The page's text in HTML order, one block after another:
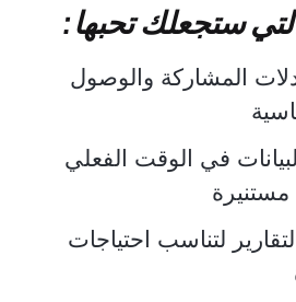
ستجعلك تحبها:
المشاركة والوصول
في الوقت الفعلي
مستنيرة
لتناسب احتياجات